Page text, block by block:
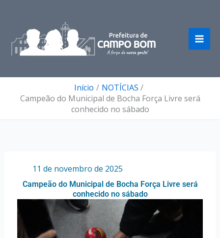
conteúdo
Início
NOTÍCIAS
Campeão do Municipal de Bocha Força Livre será
conhecido no sábado
11 de novembro de 2025
Campeão do Municipal de Bocha Força Livre será
conhecido no sábado